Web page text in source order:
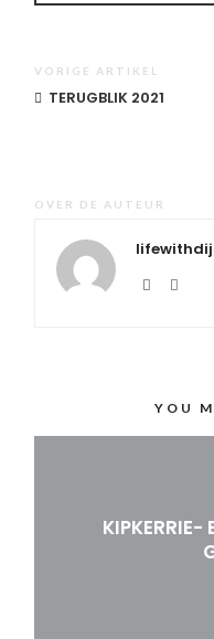
VORIGE ARTIKEL
TERUGBLIK 2021
OVER DE AUTEUR
YOU
KIPKERRIE-